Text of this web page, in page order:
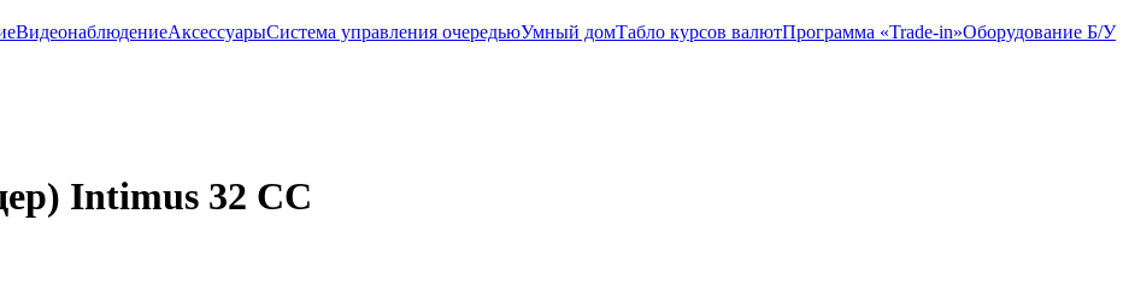
ВидеонаблюдениеАксессуарыСистема управления очередьюУмный домТабло курсов валютПрограмма «Trade-in»Оборудование Б/У
Intimus 32 CC